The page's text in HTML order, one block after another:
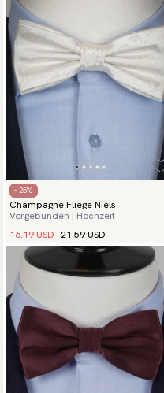
- 25%
Champagne Fliege Niels
Vorgebunden | Hochzeit
16.19 USD 21.59 USD